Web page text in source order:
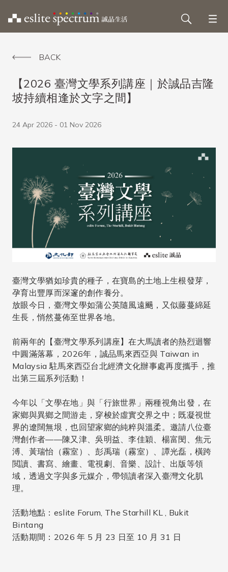
BACK
【2026 臺灣文學系列講座｜於誠品吉隆
坡持續相逢於文字之間】
24 Apr 2026 - 01 Nov 2026
臺灣文學猶如珍貴的種子，在寶島的土地上生根發芽，
孕育出豐厚而深邃的創作養分。
放眼今日，臺灣文學如蒲公英隨風遠颺，又似藤蔓綿延
生長，悄然蔓佈至世界各地。
前兩年的【臺灣文學系列講座】在大馬讀者的熱烈迴響
中圓滿落幕，2026年，誠品馬來西亞與 Taiwan in
Malaysia 駐馬來西亞台北經濟文化辦事處再度攜手，推
出第三屆系列活動！
今年以「文學在地」與「行旅世界」兩種視角出發，在
家鄉與異鄉之間游走，穿梭於虛實交界之中；既凝視世
界的遼闊無垠，也回望家鄉的純粹與溫柔。邀請八位臺
灣創作者——陳又津、吳明益、李佳穎、楊富閔、焦元
溥、黃瑞怡（霧室）、彭禹瑞（霧室）、譚光磊，橫跨
閲讀、書寫、繪畫、電視劇、音樂、設計、出版等領
域，透過文字與多元媒介，帶領讀者深入臺灣文化肌
理。
活動地點：eslite Forum, The Starhill KL , Bukit
Bintang
活動期間：2026 年 5 月 23 日至 10 月 31 日